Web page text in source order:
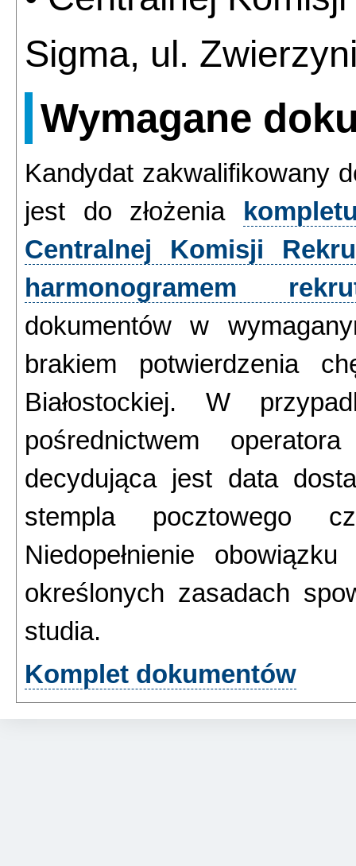
Sigma, ul.
Wymagane
Kandydatzakwalifikowany
jest do złożenia
Centralnej Komisji
harmonogramem
dokumentów w
brakiem potwierdzenia
Białostockiej. W
pośrednictwem
decydująca jest data
stempla pocztowego
Niedopełnienie
określonych zasadach
studia.
Komplet dokumentów